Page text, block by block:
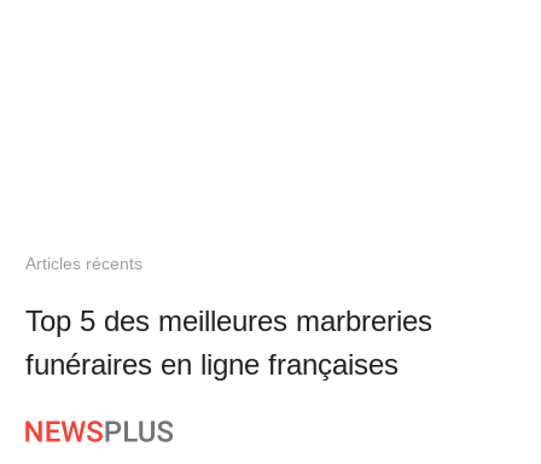
Articles récents
Top 5 des meilleures marbreries
funéraires en ligne françaises